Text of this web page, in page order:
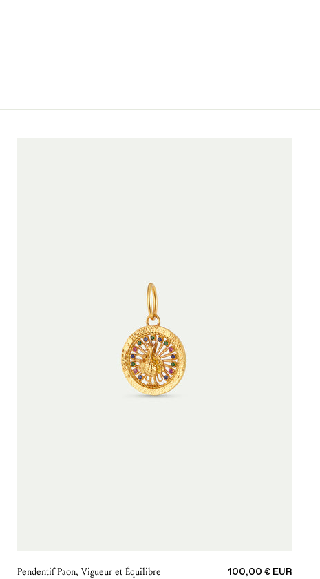
Pendentif Paon, Vigueur et Équilibre Prix de vente
100,00 € EUR